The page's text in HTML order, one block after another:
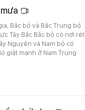
Bắc bộ và Bắc Trung bộ
Tây Bắc Bắc bộ có nơi rét
Nguyên và Nam bộ có
giật mạnh ở Nam Trung